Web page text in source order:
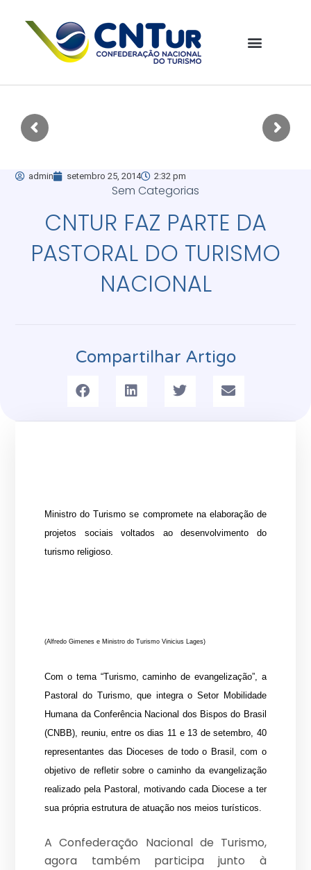
admin setembro 25, 2014 2:32 pm
Sem Categorias
CNTUR FAZ PARTE DA
PASTORAL DO TURISMO
NACIONAL
Compartilhar Artigo
Ministro do Turismo se compromete na elaboração de
projetos sociais voltados ao desenvolvimento do
turismo religioso.
(Alfredo Gimenes e Ministro do Turismo Vinicius Lages)
Com o tema “Turismo, caminho de evangelização”, a
Pastoral do Turismo, que integra o Setor Mobilidade
Humana da Conferência Nacional dos Bispos do Brasil
(CNBB), reuniu, entre os dias 11 e 13 de setembro, 40
representantes das Dioceses de todo o Brasil, com o
objetivo de refletir sobre o caminho da evangelização
realizado pela Pastoral, motivando cada Diocese a ter
sua própria estrutura de atuação nos meios turísticos.
A Confederação Nacional de Turismo,
agora também participa junto à